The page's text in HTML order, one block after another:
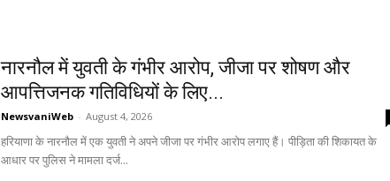
नारनौल में युवती के गंभीर आरोप, जीजा पर शोषण और
आपत्तिजनक गतिविधियों के लिए...
NewsvaniWeb - August 4, 2026
हरियाणा के नारनौल में एक युवती ने अपने जीजा पर गंभीर आरोप लगाए हैं। पीड़िता की शिकायत के
आधार पर पुलिस ने मामला दर्ज...